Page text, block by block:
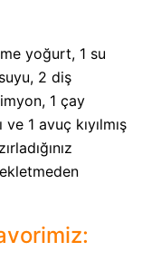
yoğurt, 1 su
2 diş
1 çay
1 avuç kıyılmış